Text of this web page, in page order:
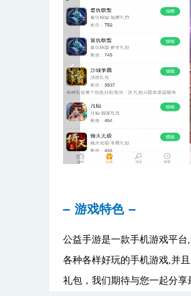
游戏特色
公益手游是一款手机游戏平
各种各样好玩的手机游戏,并
礼包，我们期待与您一起分